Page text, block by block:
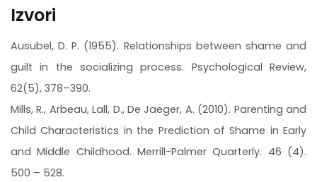
Izvori
Ausubel, D. P. (1955). Relationships between shame and
guilt in the socializing process. Psychological Review,
62(5), 378–390.
Mills, R., Arbeau, Lall, D., De Jaeger, A. (2010). Parenting and
Child Characteristics in the Prediction of Shame in Early
and Middle Childhood. Merrill-Palmer Quarterly. 46 (4).
500 – 528.